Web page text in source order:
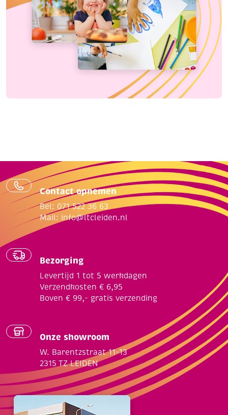
Contact opnemen
Bel: 071 522 36 63
Mail: info@ltcleiden.nl
Bezorging
Levertijd 1 tot 5 werkdagen
Verzendkosten € 6,95
Boven € 99,- gratis verzending
Onze showroom
W. Barentzstraat 11-13
2315 TZ LEIDEN